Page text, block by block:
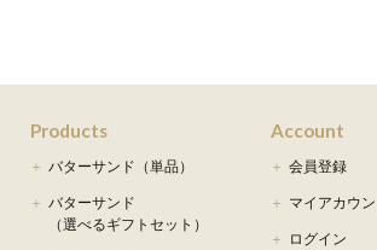
Products
バターサンド（単品）
バターサンド
（選べるギフトセット）
Account
会員登録
マイアカウン
ログイン